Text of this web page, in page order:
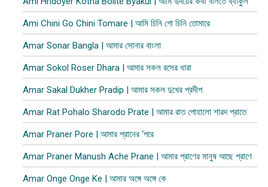
Ami Chini Go Chini Tomare | আমি চিনি গো চিনি তোমারে
Amar Sonar Bangla | আমার সোনার বাংলা
Amar Sokol Roser Dhara | আমার সকল রসের ধারা
Amar Sakal Dukher Pradip | আমার সকল দুখের প্রদীপ
Amar Rat Pohalo Sharodo Prate | আমার রাত পোহালো শারদ প্রাতে
Amar Praner Pore | আমার প্রানের ‘পরে
Amar Praner Manush Ache Prane | আমার প্রাণের মানুষ আছে প্রাণে
Amar Onge Onge Ke | আমার অঙ্গে অঙ্গে কে